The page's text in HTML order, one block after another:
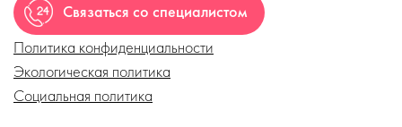
Связаться со специалистом
Политика конфиденциальности
Экологическая политика
Социальная политика